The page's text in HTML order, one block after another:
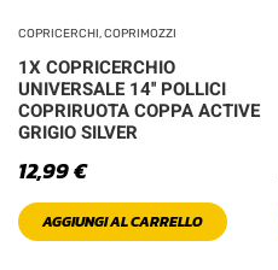
PRODOTTO
Categorie prodotto
PRODOTTO
COPRICERCHI, COPRIMOZZI
1X COPRICERCHIO
UNIVERSALE 14'' POLLICI
COPRIRUOTA COPPA ACTIVE
GRIGIO SILVER
12,99€
AGGIUNGI AL CARRELLO